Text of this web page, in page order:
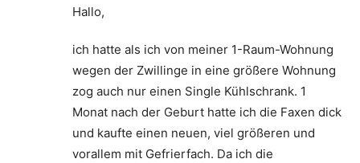
Hallo,
ich hatte als ich von meiner 1-Raum-Wohnung
wegen der Zwillinge in eine größere Wohnung
zog auch nur einen Single Kühlschrank. 1
Monat nach der Geburt hatte ich die Faxen dick
und kaufte einen neuen, viel größeren und
vorallem mit Gefrierfach. Da ich die